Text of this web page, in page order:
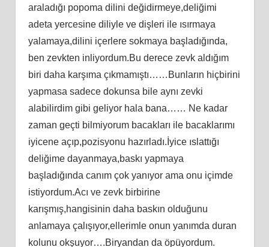
araladığı popoma dilini değidirmeye,deliğimi
adeta yercesine diliyle ve dişleri ile ısırmaya
yalamaya,dilini içerlere sokmaya başladığında,
ben zevkten inliyordum.Bu derece zevk aldığım
biri daha karşıma çıkmamıştı……Bunların hiçbirini
yapmasa sadece dokunsa bile aynı zevki
alabilirdim gibi geliyor hala bana…… Ne kadar
zaman geçti bilmiyorum bacakları ile bacaklarımı
iyicene açıp,pozisyonu hazırladı.İyice ıslattığı
deliğime dayanmaya,baskı yapmaya
başladığında canım çok yanıyor ama onu içimde
istiyordum.Acı ve zevk birbirine
karışmış,hangisinin daha baskın olduğunu
anlamaya çalışıyor,ellerimle onun yanımda duran
kolunu okşuyor….Biryandan da öpüyordum.